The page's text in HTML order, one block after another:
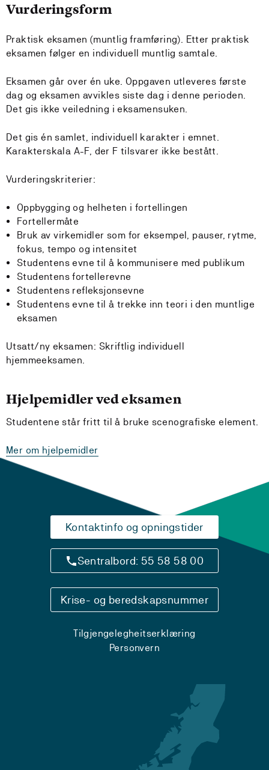
Vurderingsform
Praktisk eksamen (muntlig framføring). Etter praktisk
eksamen følger en individuell muntlig samtale.
Eksamen går over én uke. Oppgaven utleveres første
dag og eksamen avvikles siste dag i denne perioden.
Det gis ikke veiledning i eksamensuken.
Det gis én samlet, individuell karakter i emnet.
Karakterskala A-F, der F tilsvarer ikke bestått.
Vurderingskriterier:
Oppbygging og helheten i fortellingen
Fortellermåte
Bruk av virkemidler som for eksempel, pauser, rytme,
fokus, tempo og intensitet
Studentens evne til å kommunisere med publikum
Studentens fortellerevne
Studentens refleksjonsevne
Studentens evne til å trekke inn teori i den muntlige
eksamen
Utsatt/ny eksamen: Skriftlig individuell
hjemmeeksamen.
Hjelpemidler ved eksamen
Studentene står fritt til å bruke scenografiske element.
Mer om hjelpemidler
Kontaktinfo og opningstider
Sentralbord: 55 58 58 00
Krise- og beredskapsnummer
Tilgjengelegheitserklæring
Personvern